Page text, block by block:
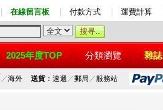
在線留言板 付款方式 運費計算
2025年度TOP 分類瀏覽 雜誌
／海外 送貨：速遞 ／郵局 ／ 服務站